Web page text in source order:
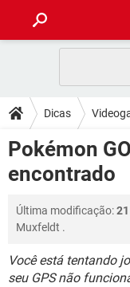
CELULAR
OUTLOOK
INSTAGRAM
DICAS
JOGOS
CELULAR
INSTAGRAM
DOWNLOADS
JOGOS
OUTLOOK
INSTAGRAM
GUIA DE COMPRAS
FÓRUM
JOGOS
OUTLOOK
GLOSSÁRIO
JOGOS
CELULAR
Dicas
Pokémon
encontrado
Última modificação:
Muxfeldt .
Você está tentando
seu GPS não